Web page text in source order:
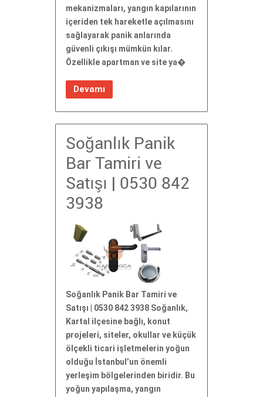
mekanizmaları, yangın kapılarının
içeriden tek hareketle açılmasını
sağlayarak panik anlarında
güvenli çıkışı mümkün kılar.
Özellikle apartman ve site ya�
Devamı
Soğanlık Panik
Bar Tamiri ve
Satışı | 0530 842
3938
Soğanlık Panik Bar Tamiri ve
Satışı | 0530 842 3938 Soğanlık,
Kartal ilçesine bağlı, konut
projeleri, siteler, okullar ve küçük
ölçekli ticari işletmelerin yoğun
olduğu İstanbul’un önemli
yerleşim bölgelerinden biridir. Bu
yoğun yapılaşma, yangın